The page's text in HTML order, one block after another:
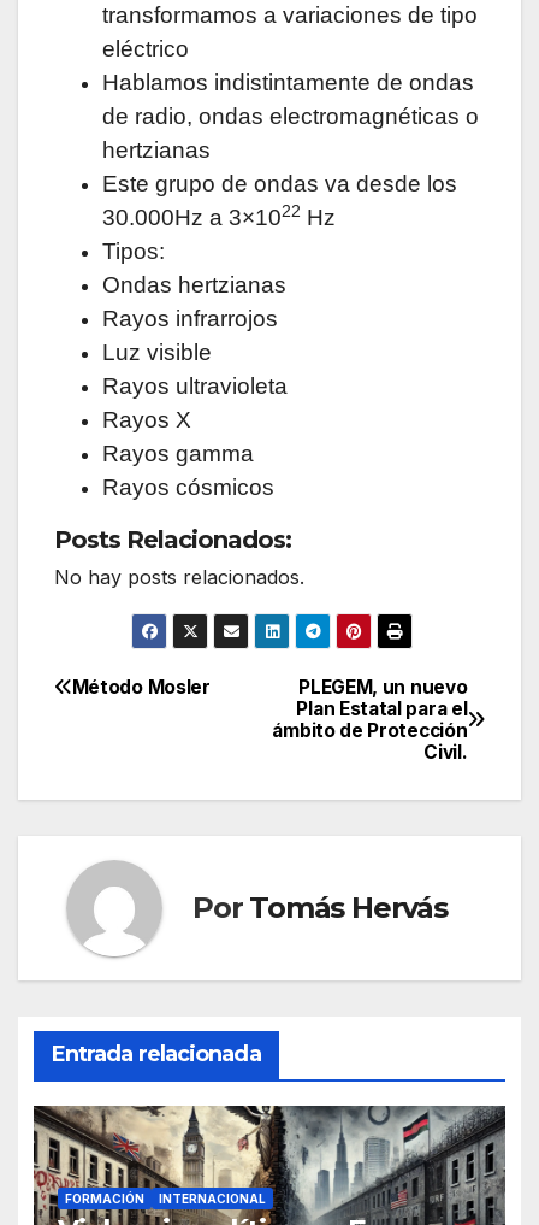
transformamos a variaciones de tipo
eléctrico
Hablamos indistintamente de ondas
de radio, ondas electromagnéticas o
hertzianas
Este grupo de ondas va desde los
30.000Hz a 3×1022 Hz
Tipos:
Ondas hertzianas
Rayos infrarrojos
Luz visible
Rayos ultravioleta
Rayos X
Rayos gamma
Rayos cósmicos
Posts Relacionados:
No hay posts relacionados.
Navegación
entradas
PLEGEM, un nuevo
Plan Estatal para el
ámbito de Protección
Civil.
Método Mosler
Por Tomás Hervás
Entrada relacionada
FORMACIÓN INTERNACIONAL